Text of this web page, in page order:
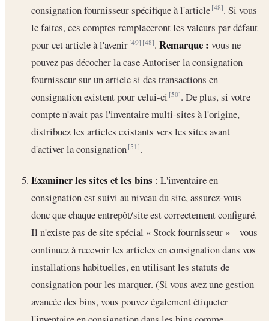
consignation fournisseur spécifique à l'article[48]. Si vous
le faites, ces comptes remplaceront les valeurs par défaut
pour cet article à l'avenir[49] [48]. Remarque : vous ne
pouvez pas décocher la case Autoriser la consignation
fournisseur sur un article si des transactions en
consignation existent pour celui-ci[50]. De plus, si votre
compte n'avait pas l'inventaire multi-sites à l'origine,
distribuez les articles existants vers les sites avant
d'activer la consignation[51].
Examiner les sites et les bins : L'inventaire en
consignation est suivi au niveau du site, assurez-vous
donc que chaque entrepôt/site est correctement configuré.
Il n'existe pas de site spécial « Stock fournisseur » – vous
continuez à recevoir les articles en consignation dans vos
installations habituelles, en utilisant les statuts de
consignation pour les marquer. (Si vous avez une gestion
avancée des bins, vous pouvez également étiqueter